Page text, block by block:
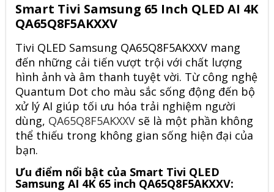
Smart Tivi Samsung 65 Inch QLED AI 4K
QA65Q8F5AKXXV
Tivi QLED Samsung QA65Q8F5AKXXV mang
đến những cải tiến vượt trội với chất lượng
hình ảnh và âm thanh tuyệt vời. Từ công nghệ
Quantum Dot cho màu sắc sống động đến bộ
xử lý AI giúp tối ưu hóa trải nghiệm người
dùng, QA65Q8F5AKXXV sẽ là một phần không
thể thiếu trong không gian sống hiện đại của
bạn.
Ưu điểm nổi bật của Smart Tivi QLED
Samsung AI 4K 65 inch QA65Q8F5AKXXV: